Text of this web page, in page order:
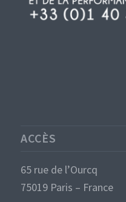
ACCÈS
65 rue de l’Ourcq
75019 Paris – France